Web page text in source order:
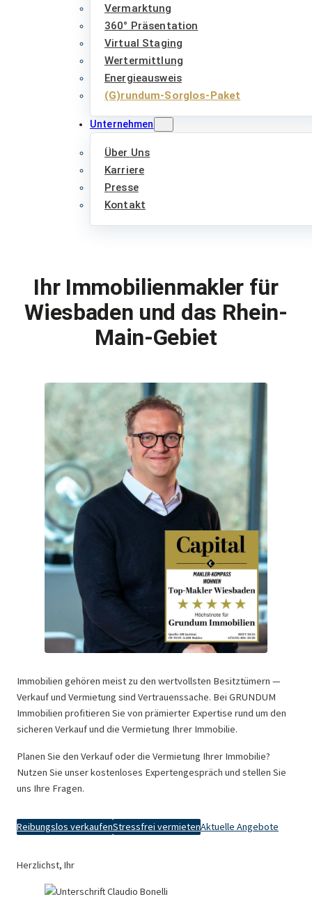
Vermarktung
360° Präsentation
Virtual Staging
Wertermittlung
Energieausweis
(G)rundum-Sorglos-Paket
Unternehmen
Über Uns
Karriere
Presse
Kontakt
Ihr Immobilienmakler für
Wiesbaden und das Rhein-
Main-Gebiet
Immobilien gehören meist zu den wertvollsten Besitztümern —
Verkauf und Vermietung sind Vertrauenssache. Bei GRUNDUM
Immobilien profitieren Sie von prämierter Expertise rund um den
sicheren Verkauf und die Vermietung Ihrer Immobilie.
Planen Sie den Verkauf oder die Vermietung Ihrer Immobilie?
Nutzen Sie unser kostenloses Expertengespräch und stellen Sie
uns Ihre Fragen.
Reibungslos verkaufenStressfrei vermietenAktuelle Angebote
Herzlichst, Ihr